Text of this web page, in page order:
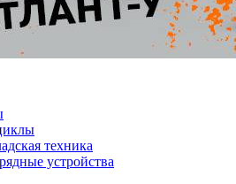
техника
устройства